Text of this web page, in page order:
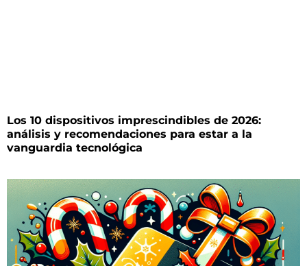
Los 10 dispositivos imprescindibles de 2026:
análisis y recomendaciones para estar a la
vanguardia tecnológica